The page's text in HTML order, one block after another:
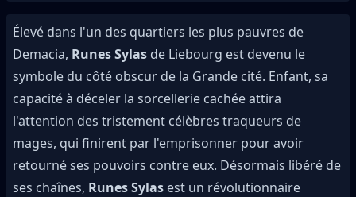
Élevé dans l'un des quartiers les plus pauvres de
Demacia, Runes Sylas de Liebourg est devenu le
symbole du côté obscur de la Grande cité. Enfant, sa
capacité à déceler la sorcellerie cachée attira
l'attention des tristement célèbres traqueurs de
mages, qui finirent par l'emprisonner pour avoir
retourné ses pouvoirs contre eux. Désormais libéré de
ses chaînes, Runes Sylas est un révolutionnaire